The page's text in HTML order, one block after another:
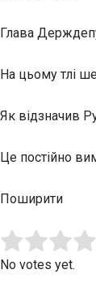
Глава
На цьому тлі
Як відзначив
Це постійно
Поширити
Rate this item:
No votes yet.